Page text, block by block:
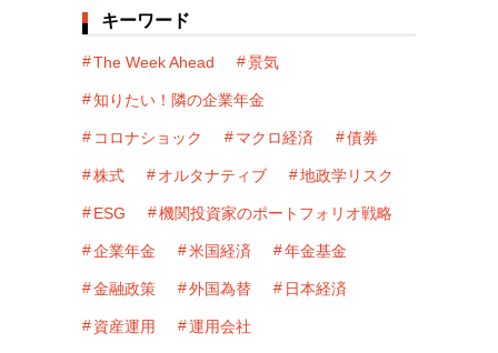
キーワード
The Week Ahead 景気
知りたい！隣の企業年金
コロナショック マクロ経済 債券
株式 オルタナティブ 地政学リスク
ESG 機関投資家のポートフォリオ戦略
企業年金 米国経済 年金基金
金融政策 外国為替 日本経済
資産運用 運用会社